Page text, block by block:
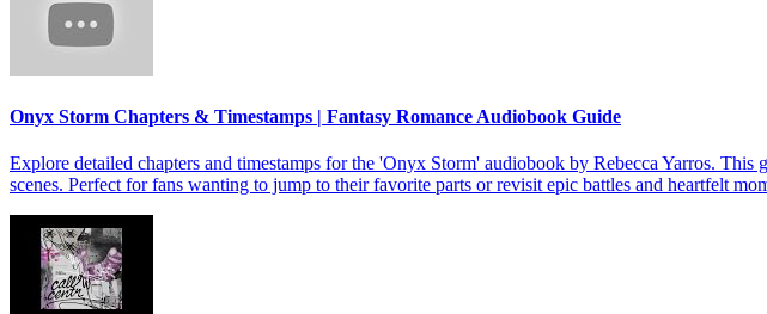
Onyx Storm Chapters & Timestamps | Fantasy Romance Audiobook Guide
Explore detailed chapters and timestamps for the 'Onyx Storm' audiobook by Rebecca Yarros.
scenes. Perfect for fans wanting to jump to their favorite parts or revisit epic battles and heartfelt